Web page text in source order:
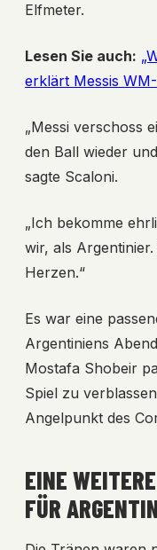
Elfmeter.
Lesen Sie auch:
erklärt Messis
„Messi verschoss
den Ball wieder
sagte Scaloni.
„Ich bekomme
wir, als
Herzen.“
Es war eine
Argentiniens
Mostafa Shobeir
Spiel zu
Angelpunkt des
EINE
FÜR